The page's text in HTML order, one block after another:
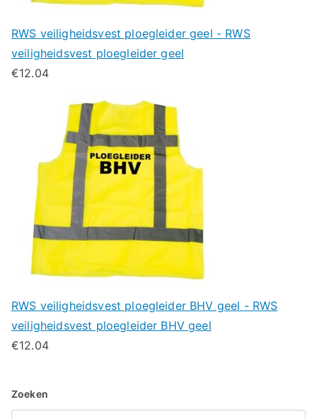
RWS veiligheidsvest ploegleider geel - RWS
veiligheidsvest ploegleider geel
€12.04
RWS veiligheidsvest ploegleider BHV geel - RWS
veiligheidsvest ploegleider BHV geel
€12.04
Zoeken